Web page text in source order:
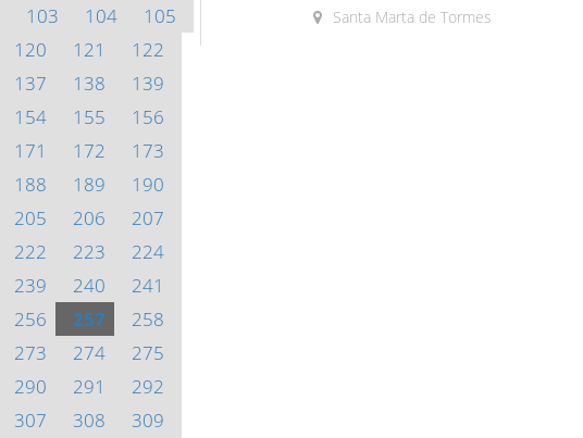
103 104
105
120 121
122
137 138
139
154 155
156
171 172
173
188 189
190
205 206
207
222 223
224
239 240
241
256 257
258
273 274
275
290 291
292
307 308 309
Santa Marta de Tormes